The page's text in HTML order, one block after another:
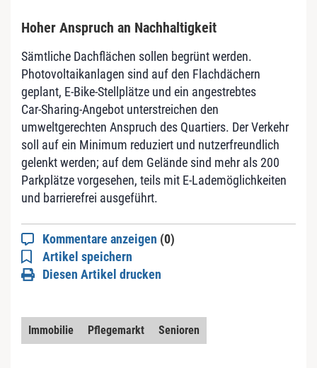
Hoher Anspruch an Nachhaltigkeit
Sämtliche Dachflächen sollen begrünt werden.
Photovoltaikanlagen sind auf den Flachdächern
geplant, E‑Bike‑Stellplätze und ein angestrebtes
Car‑Sharing‑Angebot unterstreichen den
umweltgerechten Anspruch des Quartiers. Der Verkehr
soll auf ein Minimum reduziert und nutzerfreundlich
gelenkt werden; auf dem Gelände sind mehr als 200
Parkplätze vorgesehen, teils mit E‑Lademöglichkeiten
und barrierefrei ausgeführt.
Kommentare anzeigen (0)
Artikel speichern
Diesen Artikel drucken
Immobilie Pflegemarkt Senioren